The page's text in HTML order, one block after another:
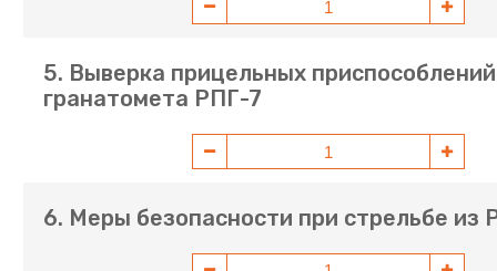
5. Выверка прицельных приспособлений
гранатомета РПГ-7
6. Меры безопасности при стрельбе из